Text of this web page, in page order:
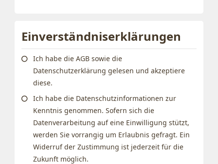
Einverständniserklärungen
Ich habe die AGB sowie die
Datenschutzerklärung gelesen und akzeptiere
diese.
Ich habe die Datenschutzinformationen zur
Kenntnis genommen. Sofern sich die
Datenverarbeitung auf eine Einwilligung stützt,
werden Sie vorrangig um Erlaubnis gefragt. Ein
Widerruf der Zustimmung ist jederzeit für die
Zukunft möglich.